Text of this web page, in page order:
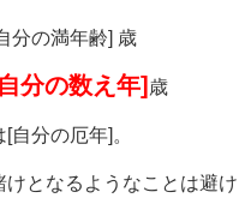
分の満年齢] 歳
分の数え年] 歳
自分の厄年]。
となるようなことは避け